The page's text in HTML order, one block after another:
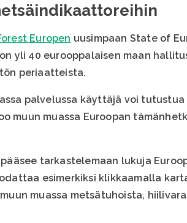
Europen uusimpaan State of
yli 40 eurooppalaisen maan
periaatteista.
palvelussa käyttäjä voi
muun muassa Euroopan
tarkastelemaan lukuja
esimerkiksi klikkaamalla
muassa metsätuhoista,